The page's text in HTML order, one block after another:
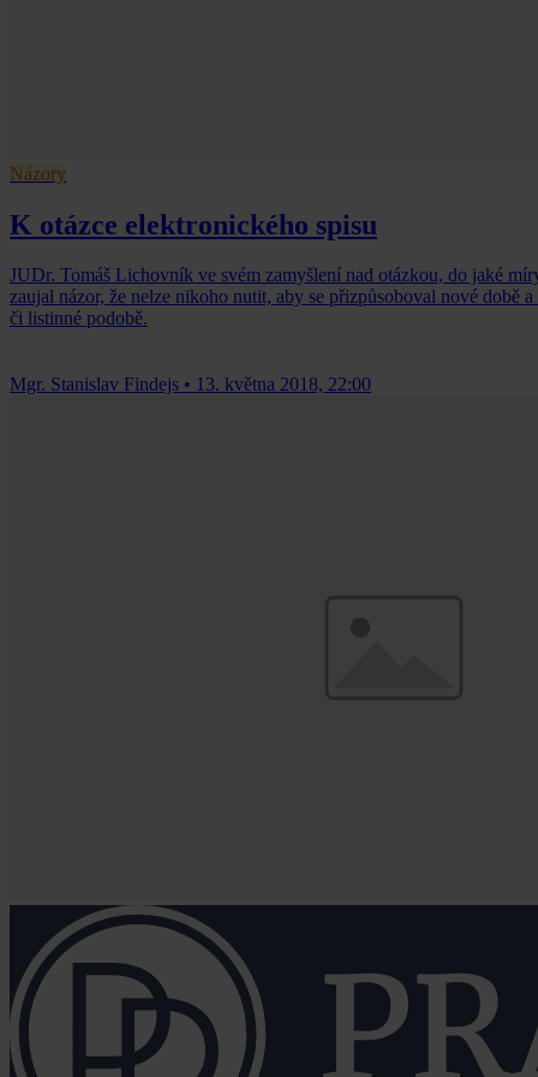
Názory
K otázce elektronického spisu
JUDr. Tomáš Lichovník ve svém zamyšlení nad otázkou, do jaké
zaujal názor, že nelze nikoho nutit, aby se přizpůsoboval nové době
či listinné podobě.
Mgr. Stanislav Findejs • 13. května 2018, 22:00